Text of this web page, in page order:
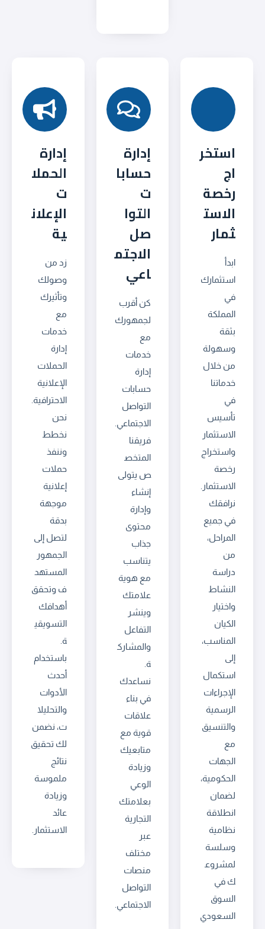
استخر
اج
رخصة
الاست
ثمار
ابدأ
استثمارك
في
المملكة
بثقة
وسهولة
من خلال
خدماتنا
في
تأسيس
الاستثمار
واستخراج
رخصة
الاستثمار.
نرافقك
في جميع
المراحل،
من
دراسة
النشاط
واختيار
الكيان
المناسب،
إلى
استكمال
الإجراءات
الرسمية
والتنسيق
مع
الجهات
الحكومية،
لضمان
انطلاقة
نظامية
وسلسة
لمشروع
ك في
السوق
السعودي
إدارة
حسابا
ت
التوا
صل
الاجتم
اعي
كن أقرب
لجمهورك
مع
خدمات
إدارة
حسابات
التواصل
الاجتماعي.
فريقنا
المتخص
ص يتولى
إنشاء
وإدارة
محتوى
جذاب
يتناسب
مع هوية
علامتك
وينشر
التفاعل
والمشارك
ة.
نساعدك
في بناء
علاقات
قوية مع
متابعيك
وزيادة
الوعي
بعلامتك
التجارية
عبر
مختلف
منصات
التواصل
الاجتماعي.
إدارة
الحملا
ت
الإعلان
ية
زد من
وصولك
وتأثيرك
مع
خدمات
إدارة
الحملات
الإعلانية
الاحترافية.
نحن
نخطط
وننفذ
حملات
إعلانية
موجهة
بدقة
لتصل إلى
الجمهور
المستهد
ف وتحقق
أهدافك
التسويقي
ة.
باستخدام
أحدث
الأدوات
والتحليلا
ت، نضمن
لك تحقيق
نتائج
ملموسة
وزيادة
عائد
الاستثمار.